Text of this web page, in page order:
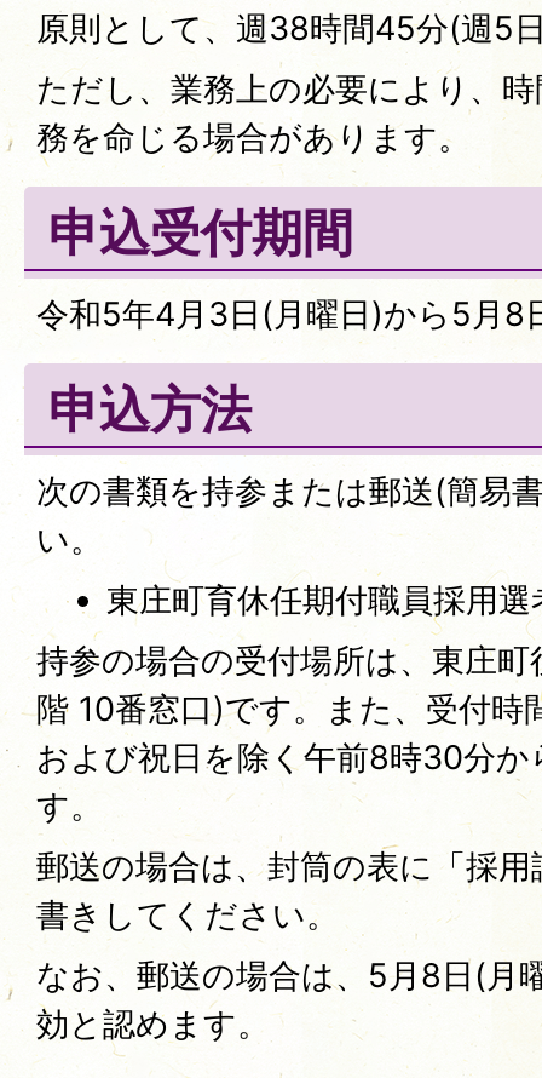
原則として、週38時間45分(週5
ただし、業務上の必要により、
務を命じる場合があります。
申込受付期間
令和5年4月3日(月曜日)から5月8
申込方法
次の書類を持参または郵送(簡易
い。
東庄町育休任期付職員採用選
持参の場合の受付場所は、東庄
階 10番窓口)です。また、受付時
および祝日を除く午前8時30分
す。
郵送の場合は、封筒の表に「採
書きしてください。
なお、郵送の場合は、5月8日(月
効と認めます。